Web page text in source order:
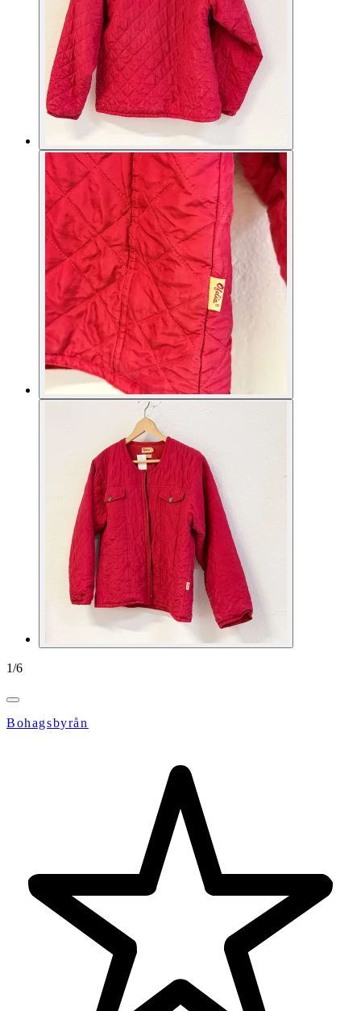
1/6
Bohagsbyrån